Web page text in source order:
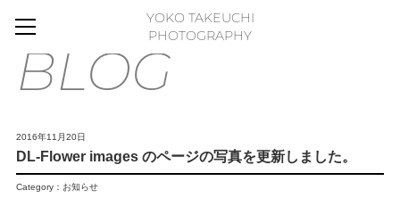
HOME
BLOG
MOVIE
WORKS
GALLERY
FLOWER PHOTO ESSAY
YOKO TAKEUCHI
PHOTOGRAPHY
BLOG
2016年11月20日
DL-Flower images のページの写真を更新しました。
Category： お知らせ